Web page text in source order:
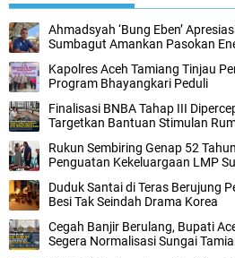
Ahmadsyah ‘Bung Eben’
Sumbagut Amankan Pasokan
Kapolres Aceh Tamiang Tinjau
Program Bhayangkari Peduli
Finalisasi BNBA Tahap III
Targetkan Bantuan Stimulan
Rukun Sembiring Genap 52
Penguatan Kekeluargaan LMP
Duduk Santai di Teras Berujung
Besi Tak Seindah Drama Korea
Cegah Banjir Berulang, Bupati
Segera Normalisasi Sungai